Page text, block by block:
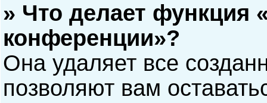
» Что делает функция
конференции»?
Она удаляет все
позволяют вам